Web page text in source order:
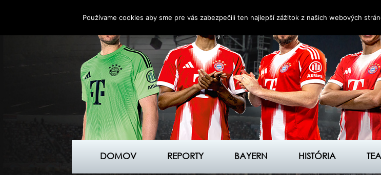
DOMOV REPORTY BAYERN HISTÓRIA
Používame cookies aby sme pre vás zabezpečili ten najlepší zážitok z našich webových